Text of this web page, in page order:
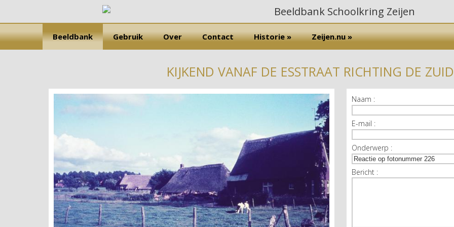
Beeldbank Gebruik Over Contact Historie » Zeijen.nu »
KIJKEND VANAF DE ESSTRAAT RICHTING DE
Naam :
E-mail :
Onderwerp :
Bericht :